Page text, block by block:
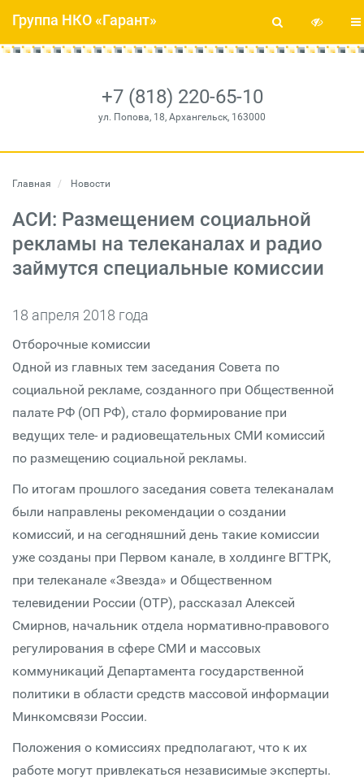
+7 (818) 220-65-10
ул. Попова, 18, Архангельск, 163000
Группа НКО «Гарант»
Главная Новости
АСИ: Размещением социальной
рекламы на телеканалах и радио
займутся специальные комиссии
18 апреля 2018 года
Отборочные комиссии
Одной из главных тем заседания Совета по
социальной рекламе, созданного при Общественной
палате РФ (ОП РФ), стало формирование при
ведущих теле- и радиовещательных СМИ комиссий
по размещению социальной рекламы.
По итогам прошлого заседания совета телеканалам
были направлены рекомендации о создании
комиссий, и на сегодняшний день такие комиссии
уже созданы при Первом канале, в холдинге ВГТРК,
при телеканале «Звезда» и Общественном
телевидении России (ОТР), рассказал Алексей
Смирнов, начальник отдела нормативно-правового
регулирования в сфере СМИ и массовых
коммуникаций Департамента государственной
политики в области средств массовой информации
Минкомсвязи России.
Положения о комиссиях предполагают, что к их
работе могут привлекаться независимые эксперты.